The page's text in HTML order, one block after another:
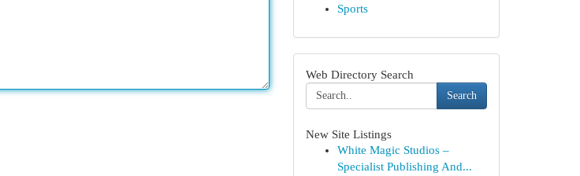
Sports
Web Directory Search
Search
New Site Listings
White Magic Studios –
Specialist Publishing And...